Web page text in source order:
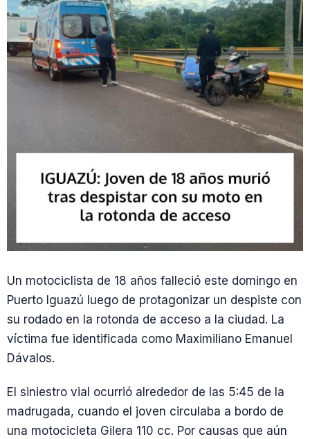
Un motociclista de 18 años falleció este domingo en
Puerto Iguazú luego de protagonizar un despiste con
su rodado en la rotonda de acceso a la ciudad. La
víctima fue identificada como Maximiliano Emanuel
Dávalos.
El siniestro vial ocurrió alrededor de las 5:45 de la
madrugada, cuando el joven circulaba a bordo de
una motocicleta Gilera 110 cc. Por causas que aún